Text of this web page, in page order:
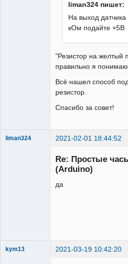
liman324 пишет:
На выход датчика
кОм подайте +5В
"Резистор на желтый
правильно я
Всё нашел способ
резистор.
Спасибо за совет!
liman324 2021-02-01 18:44:52
Re: Простые
(Arduino)
да
kym13 2021-03-19 10:42:20